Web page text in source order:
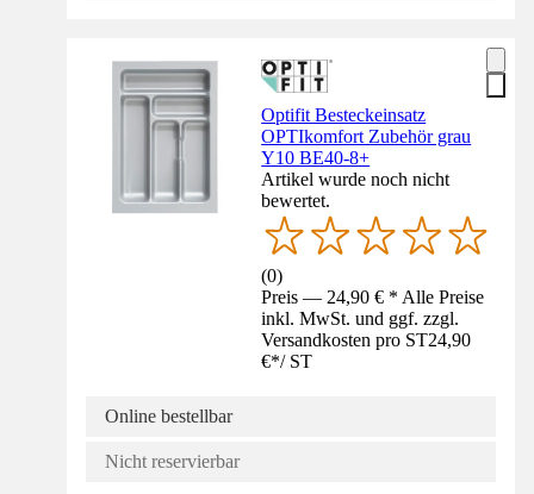
Optifit Besteckeinsatz
OPTIkomfort Zubehör grau
Y10 BE40-8+
Artikel wurde noch nicht
bewertet.
(0)
Preis — 24,90 € * Alle Preise
inkl. MwSt. und ggf. zzgl.
Versandkosten pro ST24,90
€*/ ST
Online bestellbar
Nicht reservierbar